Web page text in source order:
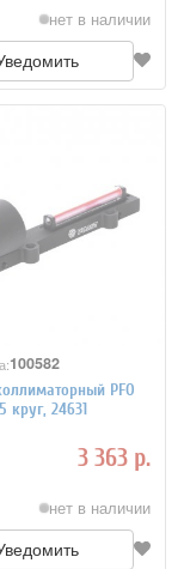
нет в наличии
100582
PFO
круг, 24631
3 363 р.
нет в наличии